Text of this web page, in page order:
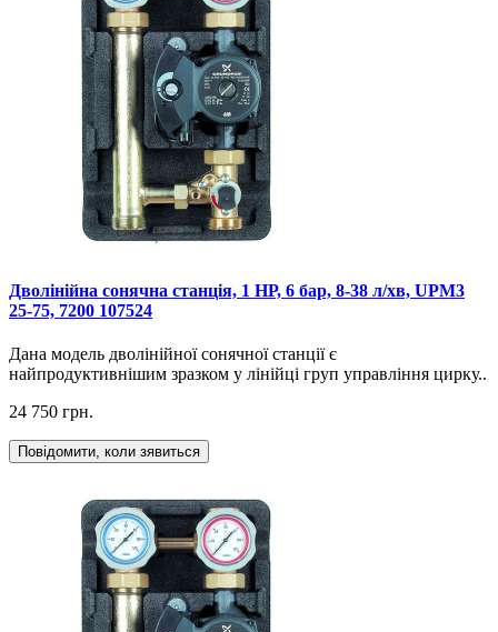
Дволінійна сонячна станція, 1 НР, 6 бар, 8-38 л/хв, UPM3
25-75, 7200 107524
Дана модель дволінійної сонячної станції є
найпродуктивнішим зразком у лінійці груп управління цирку..
24 750 грн.
Повідомити, коли зявиться